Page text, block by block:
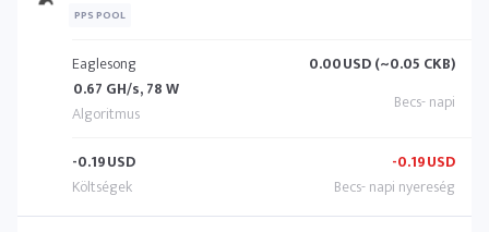
PPS POOL
Eaglesong
0.67 GH/s, 78 W
0.00USD (~0.05 CKB)
-0.19USD -0.19USD